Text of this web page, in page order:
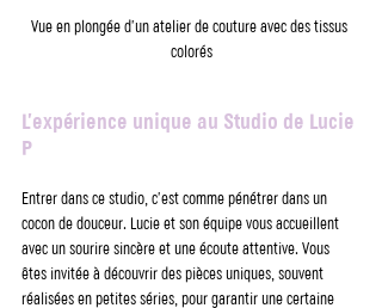
Vue en plongée d’un atelier de couture avec des tissus
colorés
L’expérience unique au Studio de Lucie
P
Entrer dans ce studio, c’est comme pénétrer dans un
cocon de douceur. Lucie et son équipe vous accueillent
avec un sourire sincère et une écoute attentive. Vous
êtes invitée à découvrir des pièces uniques, souvent
réalisées en petites séries, pour garantir une certaine